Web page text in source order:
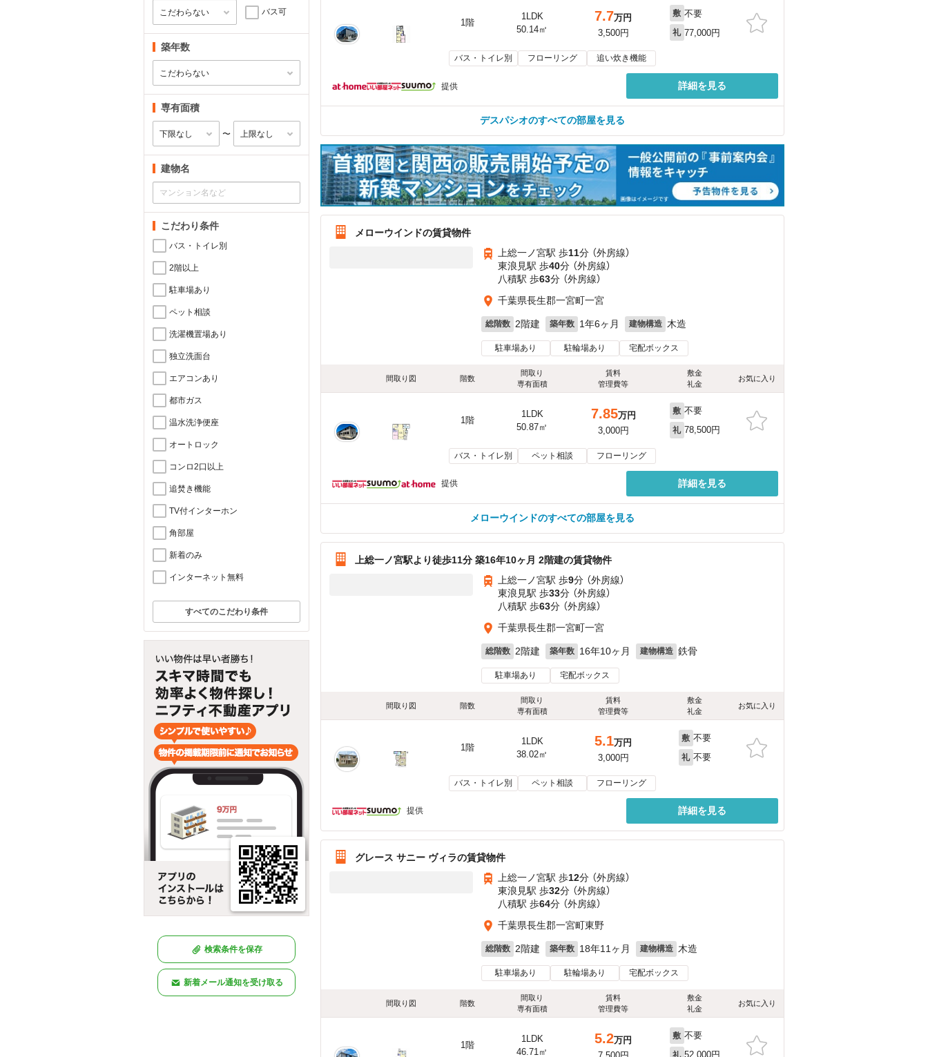
バス可
築年数
専有面積
〜
建物名
こだわり条件
バス・トイレ別
2階以上
駐車場あり
ペット相談
洗濯機置場あり
独立洗面台
エアコンあり
都市ガス
温水洗浄便座
オートロック
コンロ2口以上
追焚き機能
TV付インターホン
角部屋
新着のみ
インターネット無料
すべてのこだわり条件
検索条件を保存
新着メール通知を受け取る
1階
1LDK
50.14㎡
7.7万円
3,500円
敷 不要
礼 77,000円
バス・トイレ別 フローリング 追い炊き機能
提供 詳細を見る
デスパシオのすべての部屋を見る
メローウインドの賃貸物件
上総一ノ宮駅 歩11分 （外房線）
東浪見駅 歩40分 （外房線）
八積駅 歩63分 （外房線）
千葉県長生郡一宮町一宮
総階数 2階建 築年数 1年6ヶ月 建物構造 木造
駐車場あり 駐輪場あり 宅配ボックス
間取り図 階数
間取り
専有面積
賃料
管理費等
敷金
礼金
お気に入り
1階
1LDK
50.87㎡
7.85万円
3,000円
敷 不要
礼 78,500円
バス・トイレ別 ペット相談 フローリング
提供 詳細を見る
メローウインドのすべての部屋を見る
上総一ノ宮駅より徒歩11分 築16年10ヶ月 2階建の賃貸物件
上総一ノ宮駅 歩9分 （外房線）
東浪見駅 歩33分 （外房線）
八積駅 歩63分 （外房線）
千葉県長生郡一宮町一宮
総階数 2階建 築年数 16年10ヶ月 建物構造 鉄骨
駐車場あり 宅配ボックス
間取り図 階数
間取り
専有面積
賃料
管理費等
敷金
礼金
お気に入り
1階
1LDK
38.02㎡
5.1万円
3,000円
敷 不要
礼 不要
バス・トイレ別 ペット相談 フローリング
提供 詳細を見る
グレース サニー ヴィラの賃貸物件
上総一ノ宮駅 歩12分 （外房線）
東浪見駅 歩32分 （外房線）
八積駅 歩64分 （外房線）
千葉県長生郡一宮町東野
総階数 2階建 築年数 18年11ヶ月 建物構造 木造
駐車場あり 駐輪場あり 宅配ボックス
間取り図 階数
間取り
専有面積
賃料
管理費等
敷金
礼金
お気に入り
1階
1LDK
46.71㎡
5.2万円
敷 不要
礼 52,000円